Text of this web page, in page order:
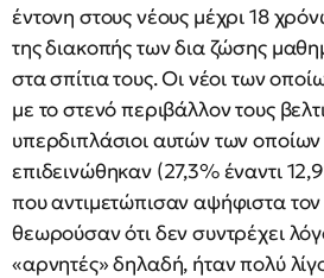
έντονη στους νέους μέχρι 18
της διακοπής των δια ζώσης
στα σπίτια τους. Οι νέοι των
με το στενό περιβάλλον τους
υπερδιπλάσιοι αυτών των οποίων
επιδεινώθηκαν (27,3% έναντι
που αντιμετώπισαν αψήφιστα τον
θεωρούσαν ότι δεν συντρέχει
«αρνητές» δηλαδή, ήταν πολύ